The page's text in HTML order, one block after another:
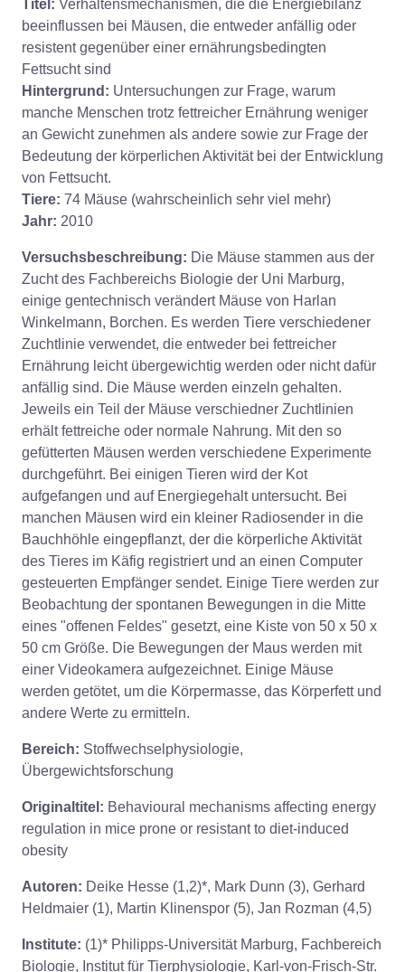
Titel: Verhaltensmechanismen, die die Energiebilanz
beeinflussen bei Mäusen, die entweder anfällig oder
resistent gegenüber einer ernährungsbedingten
Fettsucht sind
Hintergrund: Untersuchungen zur Frage, warum
manche Menschen trotz fettreicher Ernährung weniger
an Gewicht zunehmen als andere sowie zur Frage der
Bedeutung der körperlichen Aktivität bei der Entwicklung
von Fettsucht.
Tiere: 74 Mäuse (wahrscheinlich sehr viel mehr)
Jahr: 2010
Versuchsbeschreibung: Die Mäuse stammen aus der
Zucht des Fachbereichs Biologie der Uni Marburg,
einige gentechnisch verändert Mäuse von Harlan
Winkelmann, Borchen. Es werden Tiere verschiedener
Zuchtlinie verwendet, die entweder bei fettreicher
Ernährung leicht übergewichtig werden oder nicht dafür
anfällig sind. Die Mäuse werden einzeln gehalten.
Jeweils ein Teil der Mäuse verschiedner Zuchtlinien
erhält fettreiche oder normale Nahrung. Mit den so
gefütterten Mäusen werden verschiedene Experimente
durchgeführt. Bei einigen Tieren wird der Kot
aufgefangen und auf Energiegehalt untersucht. Bei
manchen Mäusen wird ein kleiner Radiosender in die
Bauchhöhle eingepflanzt, der die körperliche Aktivität
des Tieres im Käfig registriert und an einen Computer
gesteuerten Empfänger sendet. Einige Tiere werden zur
Beobachtung der spontanen Bewegungen in die Mitte
eines "offenen Feldes" gesetzt, eine Kiste von 50 x 50 x
50 cm Größe. Die Bewegungen der Maus werden mit
einer Videokamera aufgezeichnet. Einige Mäuse
werden getötet, um die Körpermasse, das Körperfett und
andere Werte zu ermitteln.
Bereich: Stoffwechselphysiologie,
Übergewichtsforschung
Originaltitel: Behavioural mechanisms affecting energy
regulation in mice prone or resistant to diet-induced
obesity
Autoren: Deike Hesse (1,2)*, Mark Dunn (3), Gerhard
Heldmaier (1), Martin Klinenspor (5), Jan Rozman (4,5)
Institute: (1)* Philipps-Universität Marburg, Fachbereich
Biologie, Institut für Tierphysiologie, Karl-von-Frisch-Str.